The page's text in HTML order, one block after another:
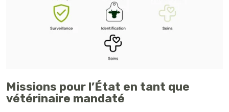
Missions pour l’État en tant que
vétérinaire mandaté